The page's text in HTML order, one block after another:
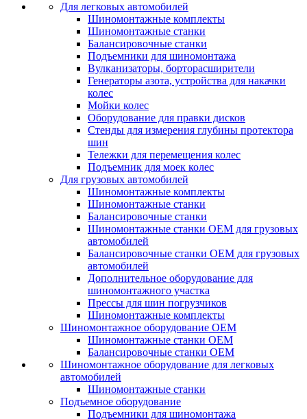
Для легковых автомобилей
Шиномонтажные комплекты
Шиномонтажные станки
Балансировочные станки
Подъемники для шиномонтажа
Вулканизаторы, борторасширители
Генераторы азота, устройства для накачки
колес
Мойки колес
Оборудование для правки дисков
Стенды для измерения глубины протектора
шин
Тележки для перемещения колес
Подъемник для моек колеc
Для грузовых автомобилей
Шиномонтажные комплекты
Шиномонтажные станки
Балансировочные станки
Шиномонтажные станки ОЕМ для грузовых
автомобилей
Балансировочные станки ОЕМ для грузовых
автомобилей
Дополнительное оборудование для
шиномонтажного участка
Прессы для шин погрузчиков
Шиномонтажные комплекты
Шиномонтажное оборудование ОЕМ
Шиномонтажные станки ОЕМ
Балансировочные станки ОЕМ
Шиномонтажное оборудование для легковых
автомобилей
Шиномонтажные станки
Подъемное оборудование
Подъемники для шиномонтажа